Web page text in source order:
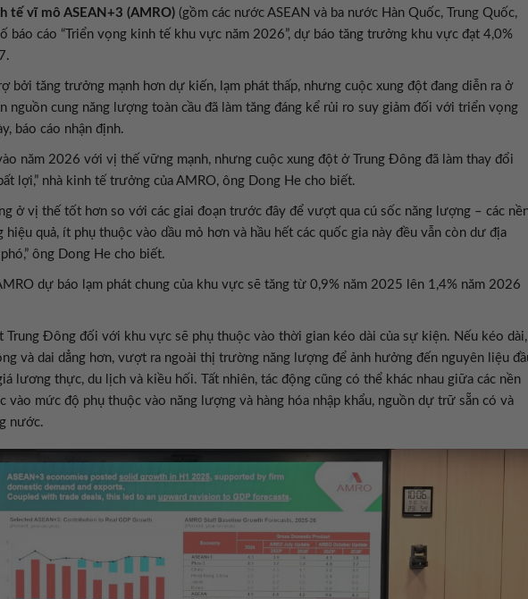
tế vĩ mô ASEAN+3 (AMRO) (gồm các nước ASEAN và ba nước Hàn Quốc, Trung Quốc,
báo cáo “Triển vọng kinh tế khu vực năm 2026”, dự báo tăng trưởng khu vực đạt 4,0%
bởi tăng trưởng mạnh hơn dự kiến, lạm phát thấp, nhưng cuộc xung đột đang diễn ra ở
nguồn cung năng lượng toàn cầu đã làm tăng đáng kể rủi ro suy giảm đối với triển vọng
báo cáo nhận định.
năm 2026 với vị thế vững mạnh, nhưng cuộc xung đột ở Trung Đông đã làm thay đổi
lợi,” nhà kinh tế trưởng của AMRO, ông Dong He cho biết.
ở vị thế tốt hơn so với các giai đoạn trước đây để vượt qua cú sốc năng lượng – các
quả, ít phụ thuộc vào dầu mỏ hơn và hầu hết các quốc gia này đều vẫn còn dư địa
ông Dong He cho biết.
dự báo lạm phát chung của khu vực sẽ tăng từ 0,9% năm 2025 lên 1,4% năm 2026
Trung Đông đối với khu vực sẽ phụ thuộc vào thời gian kéo dài của sự kiện. Nếu kéo dài,
và dai dẳng hơn, vượt ra ngoài thị trường năng lượng để ảnh hưởng đến nguyên liệu
lương thực, du lịch và kiều hối. Tất nhiên, tác động cũng có thể khác nhau giữa các nền
vào mức độ phụ thuộc vào năng lượng và hàng hóa nhập khẩu, nguồn dự trữ sẵn có và
nước.